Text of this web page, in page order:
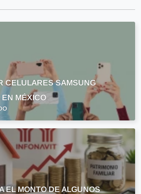
CELULARES SAMSUNG
MÉXICO
EL MONTO DE ALGUNOS